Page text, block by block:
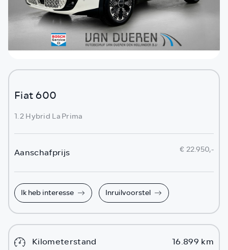
Fiat 600
1.2 Hybrid La Prima
Aanschafprijs € 22.950,-
Ik heb interesse Inruilvoorstel
Kilometerstand
16.899 km